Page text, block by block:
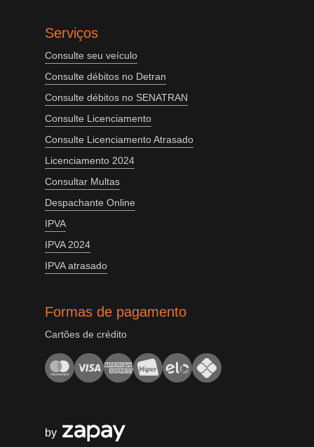
Serviços
Consulte seu veículo
Consulte débitos no Detran
Consulte débitos no SENATRAN
Consulte Licenciamento
Consulte Licenciamento Atrasado
Licenciamento 2024
Consultar Multas
Despachante Online
IPVA
IPVA 2024
IPVA atrasado
Formas de pagamento
Cartões de crédito
by